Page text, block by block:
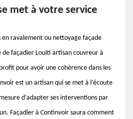
met à votre service
en ravalement ou nettoyage façade
de façadier Louiti artisan couvreur à
pour avoir une cohérence dans les
est un artisan qui se met à l’écoute
d’adapter ses interventions par
Façadier à Continvoir saura comment